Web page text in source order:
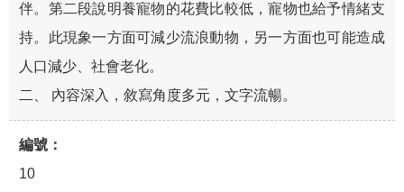
伴。第二段說明養寵物的花費比較低，寵物也給予情緒支
持。此現象一方面可減少流浪動物，另一方面也可能造成
人口減少、社會老化。
二、 內容深入，敘寫角度多元，文字流暢。
10